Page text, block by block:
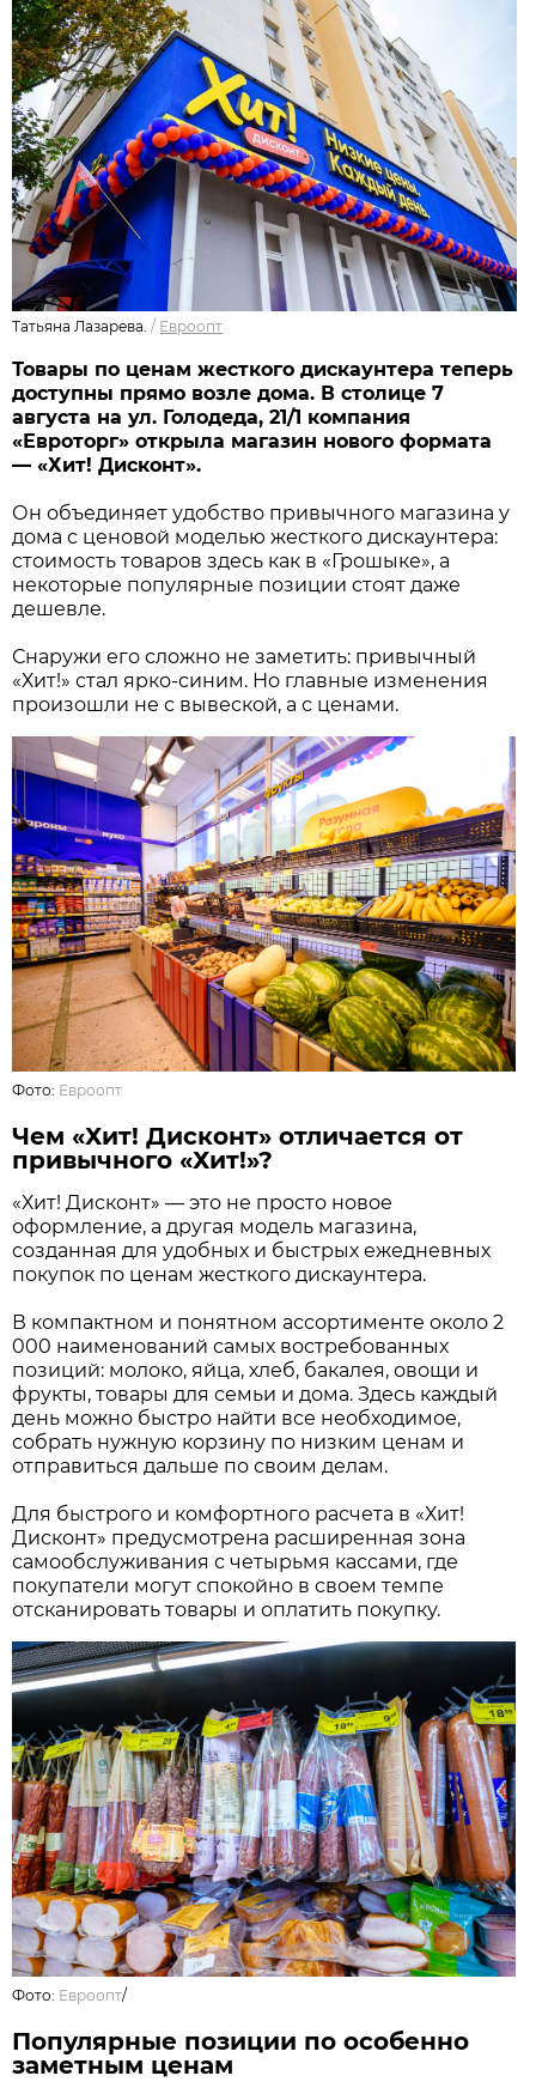
Татьяна Лазарева. / Евроопт
Товары по ценам жесткого дискаунтера теперь
доступны прямо возле дома. В столице 7
августа на ул. Голодеда, 21/1 компания
«Евроторг» открыла магазин нового формата
— «Хит! Дисконт».
Он объединяет удобство привычного магазина у
дома с ценовой моделью жесткого дискаунтера:
стоимость товаров здесь как в «Грошыке», а
некоторые популярные позиции стоят даже
дешевле.
Снаружи его сложно не заметить: привычный
«Хит!» стал ярко-синим. Но главные изменения
произошли не с вывеской, а с ценами.
Фото: Евроопт
Чем «Хит! Дисконт» отличается от
привычного «Хит!»?
«Хит! Дисконт» — это не просто новое
оформление, а другая модель магазина,
созданная для удобных и быстрых ежедневных
покупок по ценам жесткого дискаунтера.
В компактном и понятном ассортименте около 2
000 наименований самых востребованных
позиций: молоко, яйца, хлеб, бакалея, овощи и
фрукты, товары для семьи и дома. Здесь каждый
день можно быстро найти все необходимое,
собрать нужную корзину по низким ценам и
отправиться дальше по своим делам.
Для быстрого и комфортного расчета в «Хит!
Дисконт» предусмотрена расширенная зона
самообслуживания с четырьмя кассами, где
покупатели могут спокойно в своем темпе
отсканировать товары и оплатить покупку.
Фото: Евроопт/
Популярные позиции по особенно
заметным ценам